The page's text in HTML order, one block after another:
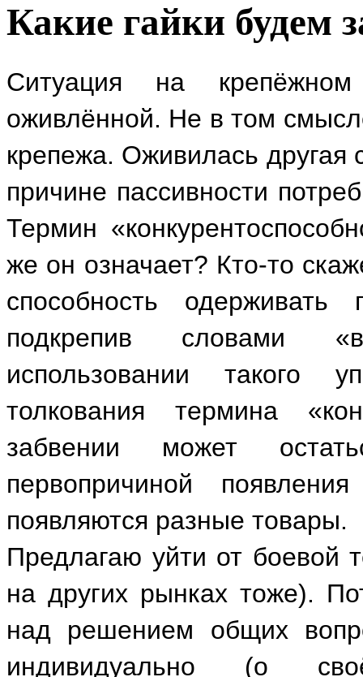
Какие гайки будем
Ситуация на
оживлённой. Не в том
крепежа. Оживилась
причине пассивности
Термин
же он означает? Кто-то
способность
подкрепив словами
использовании такого
толкования термина
забвении может
первопричиной
появляются разные товары.
Предлагаю уйти от боевой
на других рынках тоже).
над решением общих
индивидуально (о